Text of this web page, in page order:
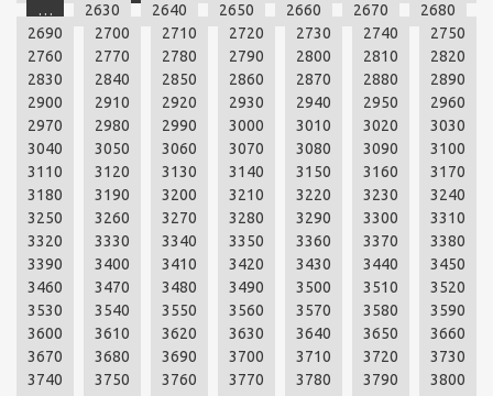
…
2630 2640 2650 2660 2670
2680
2690
2700 2710 2720 2730 2740
2750
2760
2770 2780 2790 2800 2810
2820
2830
2840 2850 2860 2870 2880
2890
2900
2910 2920 2930 2940 2950
2960
2970
2980 2990 3000 3010 3020
3030
3040
3050 3060 3070 3080 3090
3100
3110
3120 3130 3140 3150 3160
3170
3180
3190 3200 3210 3220 3230
3240
3250
3260 3270 3280 3290 3300
3310
3320
3330 3340 3350 3360 3370
3380
3390
3400 3410 3420 3430 3440
3450
3460
3470 3480 3490 3500 3510
3520
3530
3540 3550 3560 3570 3580
3590
3600
3610 3620 3630 3640 3650
3660
3670
3680 3690 3700 3710 3720
3730
3740
3750 3760 3770 3780 3790
3800